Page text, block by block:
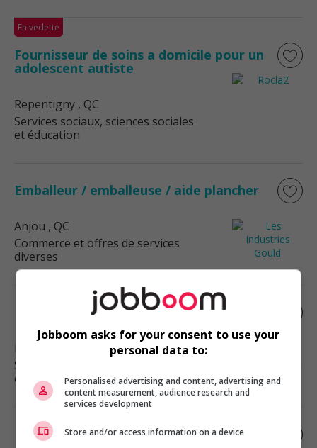
En vedette
Fournisseur de soins a domicile pour un
adolescent autiste
Repentigny , QC
Services sociaux, sciences sociales
et éducation
Emballeur / emballeuse / aide plancher
Anjou , QC
Commerce et offres de services
diverses
Intervenant psychosocial résidence jads
Services sociaux, sciences sociales
et éducation
Intervenant psychosocial au cahr
Jobboom asks for your consent to use your
personal data to:
Personalised advertising and content, advertising and
content measurement, audience research and
services development
Store and/or access information on a device